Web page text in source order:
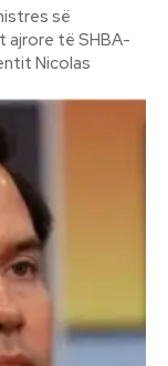
së
ajrore të SHBA-
Nicolas